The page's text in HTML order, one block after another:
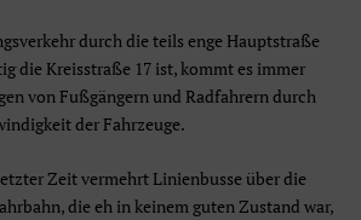
durch die teils enge Hauptstraße
die Kreisstraße 17 ist, kommt es immer
von Fußgängern und Radfahrern durch
der Fahrzeuge.
Zeit vermehrt Linienbusse über die
die eh in keinem guten Zustand war,